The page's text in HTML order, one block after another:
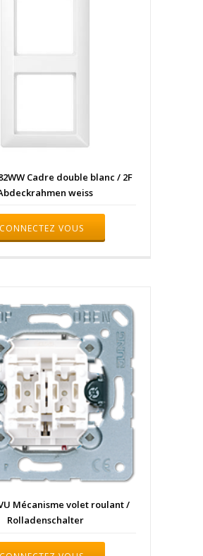
Cadre double blanc / 2F
weiss
CONNECTEZ VOUS
Mécanisme volet roulant /
Rolladenschalter